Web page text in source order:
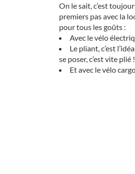
On le sait, c’est
premiers pas avec la
pour tous les goûts :
Avec le vélo
Le pliant, c’est
se poser, c’est vite plié !
Et avec le vélo